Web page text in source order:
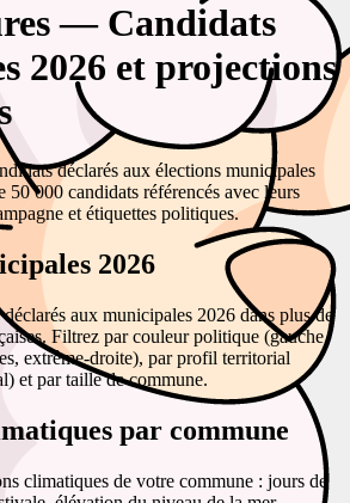
— Candidats
2026 et projections
déclarés aux élections municipales
50 000 candidats référencés avec leurs
et étiquettes politiques.
2026
aux municipales 2026 dans plus de
Filtrez par couleur politique (gauche,
extrême-droite), par profil territorial
et par taille de commune.
par commune
climatiques de votre commune : jours de